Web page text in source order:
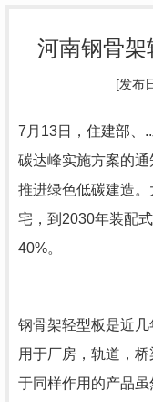
河南钢骨架
[发布
7月13日，住建部、
碳达峰实施方案的通
推进绿色低碳建造
宅，到2030年装配
40%。
钢骨架轻型板是近
用于厂房，轨道，
于同样作用的产品